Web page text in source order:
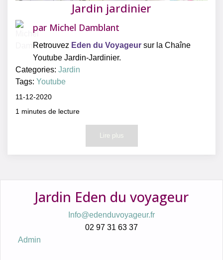
Jardin jardinier
par Michel Damblant
Retrouvez Eden du Voyageur sur la Chaîne
Youtube Jardin-Jardinier.
Categories:Jardin
Tags:Youtube
11-12-2020
1 minutes de lecture
Lire plus
Jardin Eden du voyageur
Info@edenduvoyageur.fr
02 97 31 63 37
Admin